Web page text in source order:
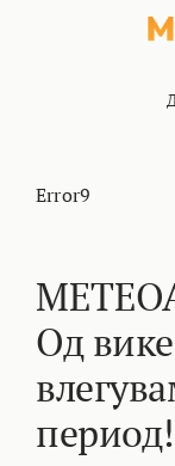
ИНТЕРЕСНО
КОНТАКТ
Error9
Од
период!